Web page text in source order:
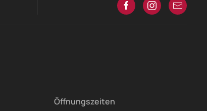
Öffnungszeiten